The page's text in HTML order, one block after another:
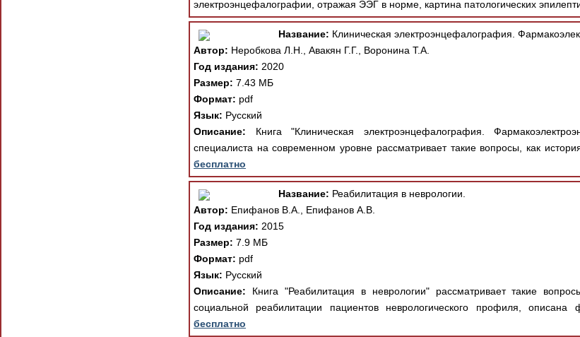
электроэнцефалографии, отражая ЭЭГ в норме, картина патологических
Название: Клиническая электроэнцефалография.
Автор: Неробкова Л.Н., Авакян Г.Г., Воронина Т.А.
Год издания: 2020
Размер: 7.43 МБ
Формат: pdf
Язык: Русский
Описание: Книга "Клиническая электроэнцефалография.
специалиста на современном уровне рассматривает такие вопросы, как
бесплатно
Название: Реабилитация в неврологии.
Автор: Епифанов В.А., Епифанов А.В.
Год издания: 2015
Размер: 7.9 МБ
Формат: pdf
Язык: Русский
Описание: Книга "Реабилитация в неврологии" рассматривает такие
социальной реабилитации пациентов неврологического профиля, описана
бесплатно